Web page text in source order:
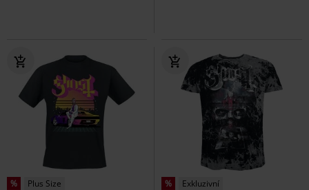
% Plus Size % Exkluzivní